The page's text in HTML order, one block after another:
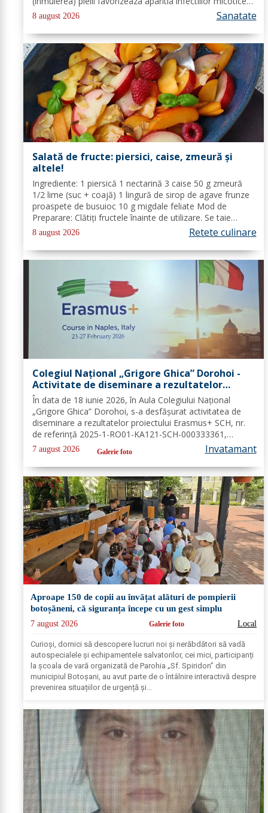
care prin apa se transmit mult mai usor. Cel mai intalnit
tip de...
8 august 2026 Sanatate
Salată de fructe: piersici, caise, zmeură și
altele!
Ingrediente: 1 piersică 1 nectarină 3 caise 50 g zmeură
1/2 lime (suc + coajă) 1 lingură de sirop de agave frunze
proaspete de busuioc 10 g migdale feliate Mod de
Preparare: Clătiți fructele înainte de utilizare. Se taie
piersicile, nectarinele și caisele în felii subțiri. Stoarceți
lămâia și...
8 august 2026 Retete culinare
Colegiul Național „Grigore Ghica” Dorohoi -
Activitate de diseminare a rezultatelor
proiectului Erasmus+ SCH, 2025-1-RO01-KA121-
SCH-000333361
În data de 18 iunie 2026, în Aula Colegiului Național
„Grigore Ghica” Dorohoi, s-a desfășurat activitatea de
diseminare a rezultatelor proiectului Erasmus+ SCH, nr.
de referință 2025-1-RO01-KA121-SCH-000333361,
organizată de contabilul-șef, doamna Hrab Cristina, și
secretarul unității, doamna Alexa...
7 august 2026 Galerie foto Invatamant
Aproape 150 de copii au învățat alături de pompierii
botoșăneni, că siguranța începe cu un gest simplu
7 august 2026 Galerie foto Local
Curioși, dornici să descopere lucruri noi și nerăbdători să vadă
autospecialele și echipamentele salvatorilor, cei mici, participanți
la școala de vară organizată de Parohia „Sf. Spiridon” din
municipiul Botoșani, au avut parte de o întâlnire interactivă despre
prevenirea situațiilor de urgență și...